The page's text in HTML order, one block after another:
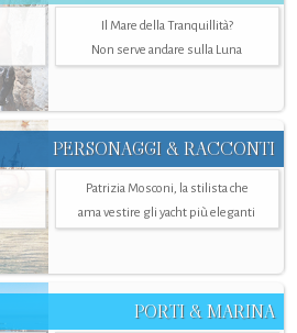
Il Mare della Tranquillità?
Non serve andare sulla Luna
PERSONAGGI & RACCONTI
Patrizia Mosconi, la stilista che
ama vestire gli yacht più eleganti
PORTI & MARINA